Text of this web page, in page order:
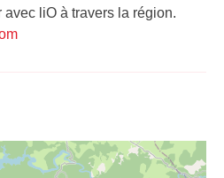
liO à travers la région.